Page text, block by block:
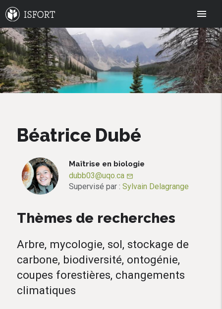
menu
Béatrice Dubé
Maîtrise en biologie
dubb03@uqo.ca mail_outline
Supervisé par :Sylvain Delagrange
Thèmes de recherches
Arbre, mycologie, sol, stockage de
carbone, biodiversité, ontogénie,
coupes forestières, changements
climatiques